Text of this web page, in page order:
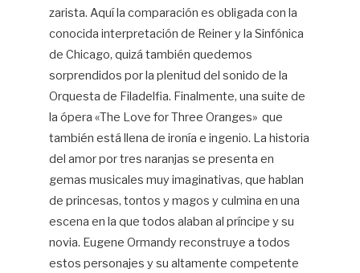
zarista. Aquí la comparación es obligada con la
conocida interpretación de Reiner y la Sinfónica
de Chicago, quizá también quedemos
sorprendidos por la plenitud del sonido de la
Orquesta de Filadelfia. Finalmente, una suite de
la ópera «The Love for Three Oranges» que
también está llena de ironía e ingenio. La historia
del amor por tres naranjas se presenta en
gemas musicales muy imaginativas, que hablan
de princesas, tontos y magos y culmina en una
escena en la que todos alaban al príncipe y su
novia. Eugene Ormandy reconstruye a todos
estos personajes y su altamente competente